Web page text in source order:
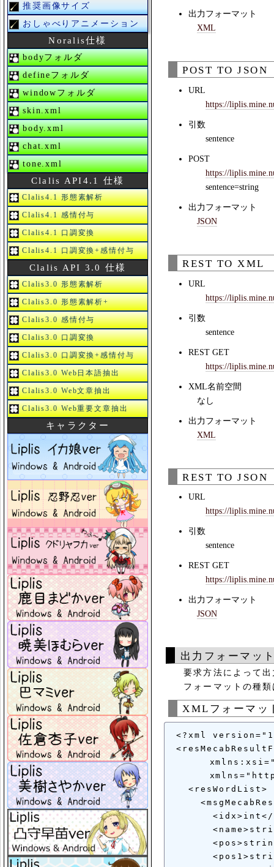
出力フォーマット
XML
POST TO JSON
URL
https://
引数
sentence
POST
https://
sentence=string
出力フォーマット
JSON
REST TO XML
URL
https://
引数
sentence
REST GET
https://
XML名前空間
なし
出力フォーマット
XML
REST TO JSON
URL
https://
引数
sentence
REST GET
https://
出力フォーマット
JSON
出力フォーマッ
要求方法によって出
フォーマットの種類
XMLフォーマ
<?xml
   <resWordList>
推奨画像サイズ
おしゃべりアニメーション
Noralis仕様
bodyフォルダ
defineフォルダ
windowフォルダ
skin.xml
body.xml
chat.xml
tone.xml
Clalis API4.1 仕様
Clalis4.1 形態素解析
Clalis4.1 感情付与
Clalis4.1 口調変換
Clalis4.1 口調変換+感情付与
Clalis API 3.0 仕様
Clalis3.0 形態素解析
Clalis3.0 形態素解析+
Clalis3.0 感情付与
Clalis3.0 口調変換
Clalis3.0 口調変換+感情付与
Clalis3.0 Web日本語抽出
Clalis3.0 Web文章抽出
Clalis3.0 Web重要文章抽出
キャラクター